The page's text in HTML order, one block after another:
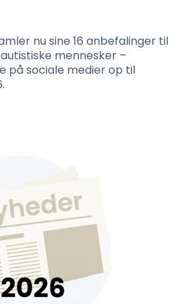
nu sine 16 anbefalinger til
mennesker –
sociale medier op til